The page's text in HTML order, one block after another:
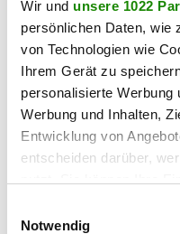
Wir und unsere 1022
persönlichen Daten, wie
von Technologien wie
Ihrem Gerät zu
personalisierte Werbung
Werbung und Inhalten,
Entwicklung von
entscheiden darüber,
Trigger Symbol ändern
Notwendig
Preisen.
Zukunftsfit
Die Volkshilfe
konsequent fortsetzen
weiterentwickeln. Im
Pflege und Betreuung,
Sozialarbeit, der